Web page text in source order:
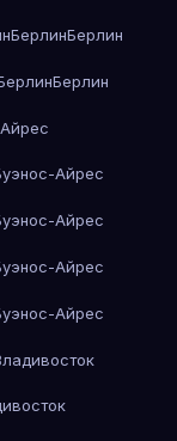
БерлинБерлин
Берлин
Айрес
Айрес
Айрес
Айрес